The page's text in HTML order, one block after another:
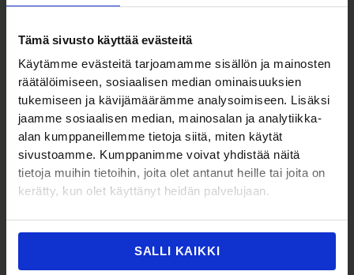
Tämä sivusto käyttää evästeitä
Käytämme evästeitä tarjoamamme sisällön ja mainosten
räätälöimiseen, sosiaalisen median ominaisuuksien
tukemiseen ja kävijämäärämme analysoimiseen. Lisäksi
jaamme sosiaalisen median, mainosalan ja analytiikka-
alan kumppaneillemme tietoja siitä, miten käytät
sivustoamme. Kumppanimme voivat yhdistää näitä
tietoja muihin tietoihin, joita olet antanut heille tai joita on
kerätty, kun olet käyttänyt heidän palvelujaan.
SALLI KAIKKI
pehmeät sormianturit
250,00€–259,00€Hintaluokka:
250,00 €
-
259,00 €
Suojalaukku Nonin
PULSSIOKSIMETRIT